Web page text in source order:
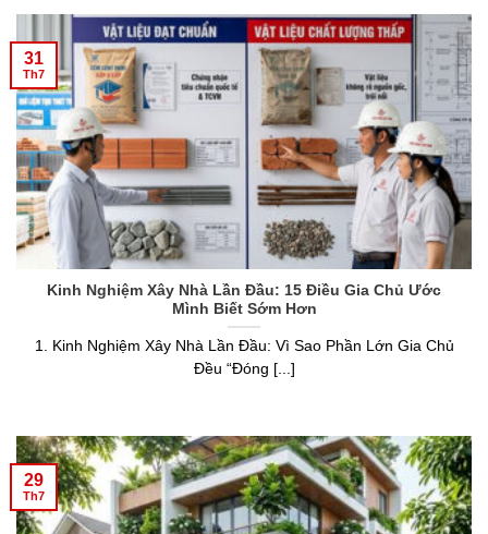
Kinh Nghiệm Xây Nhà Lần Đầu: 15 Điều Gia Chủ Ước
Mình Biết Sớm Hơn
1. Kinh Nghiệm Xây Nhà Lần Đầu: Vì Sao Phần Lớn Gia Chủ
Đều “Đóng [...]
31
Th7
29
Th7